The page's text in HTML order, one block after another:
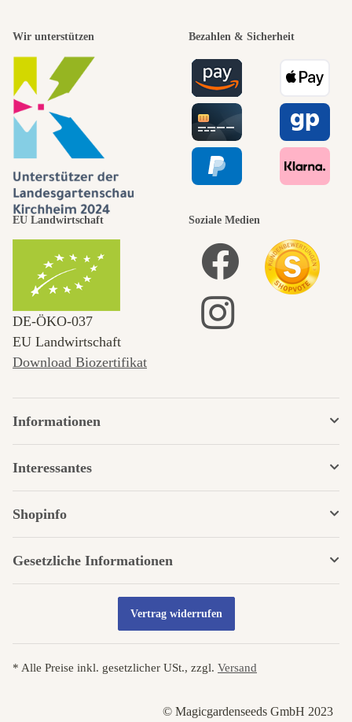
Wir unterstützen Bezahlen & Sicherheit
EU Landwirtschaft
DE‑ÖKO‑037
EU Landwirtschaft
Download Biozertifikat
Soziale Medien
Informationen
Interessantes
Shopinfo
Gesetzliche Informationen
Vertrag widerrufen
* Alle Preise inkl. gesetzlicher USt., zzgl. Versand
© Magicgardenseeds GmbH 2023